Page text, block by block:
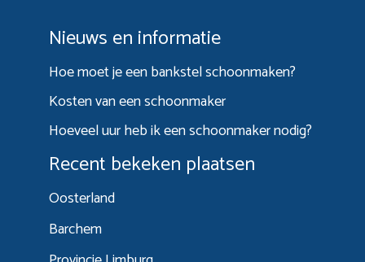
Nieuws en informatie
Hoe moet je een bankstel schoonmaken?
Kosten van een schoonmaker
Hoeveel uur heb ik een schoonmaker nodig?
Recent bekeken plaatsen
Oosterland
Barchem